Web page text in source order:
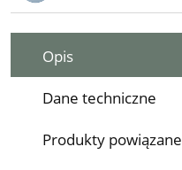
Opis
Dane techniczne
Produkty powiązane